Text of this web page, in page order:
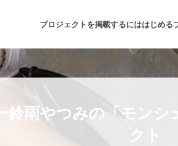
プロジェクトを掲載するにははじめる
注目のリターン
鈴雨やつみの「モン
クト